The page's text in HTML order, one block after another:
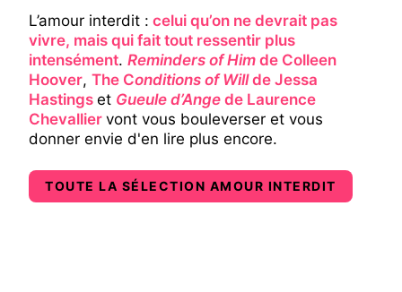
L’amour interdit : celui qu’on ne devrait pas
vivre, mais qui fait tout ressentir plus
intensément. Reminders of Him de Colleen
Hoover, The Conditions of Willde Jessa
Hastings et Gueule d’Ange de Laurence
Chevallier vont vous bouleverser et vous
donner envie d'en lire plus encore.
TOUTE LA SÉLECTION AMOUR INTERDIT